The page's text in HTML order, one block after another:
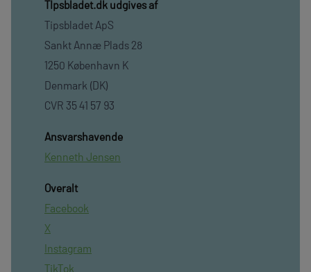
TIpsbladet.dk udgives af
Tipsbladet ApS
Sankt Annæ Plads 28
1250 København K
Denmark (DK)
CVR 35 41 57 93
Ansvarshavende
Kenneth Jensen
Overalt
Facebook
X
Instagram
TikTok